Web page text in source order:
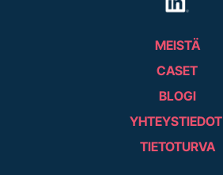
MEISTÄ
CASET
BLOGI
YHTEYSTIEDOT
TIETOTURVA